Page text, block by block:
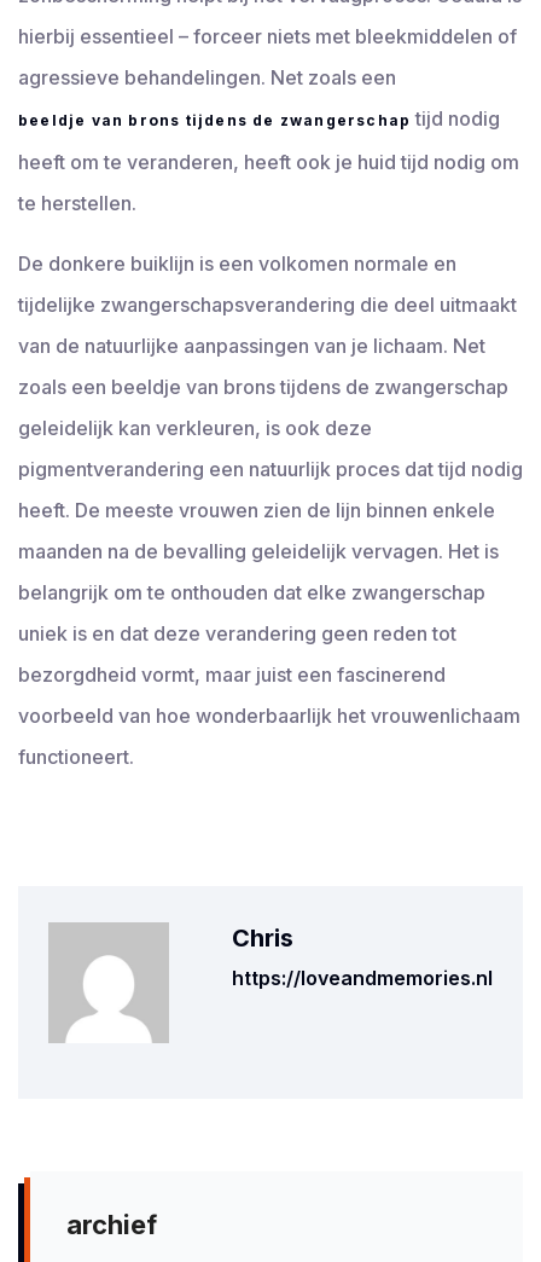
hierbij essentieel – forceer niets met bleekmiddelen of
agressieve behandelingen. Net zoals een
beeldje van brons tijdens de zwangerschap tijd nodig
heeft om te veranderen, heeft ook je huid tijd nodig om
te herstellen.
De donkere buiklijn is een volkomen normale en
tijdelijke zwangerschapsverandering die deel uitmaakt
van de natuurlijke aanpassingen van je lichaam. Net
zoals een beeldje van brons tijdens de zwangerschap
geleidelijk kan verkleuren, is ook deze
pigmentverandering een natuurlijk proces dat tijd nodig
heeft. De meeste vrouwen zien de lijn binnen enkele
maanden na de bevalling geleidelijk vervagen. Het is
belangrijk om te onthouden dat elke zwangerschap
uniek is en dat deze verandering geen reden tot
bezorgdheid vormt, maar juist een fascinerend
voorbeeld van hoe wonderbaarlijk het vrouwenlichaam
functioneert.
Chris
https://loveandmemories.nl
archief